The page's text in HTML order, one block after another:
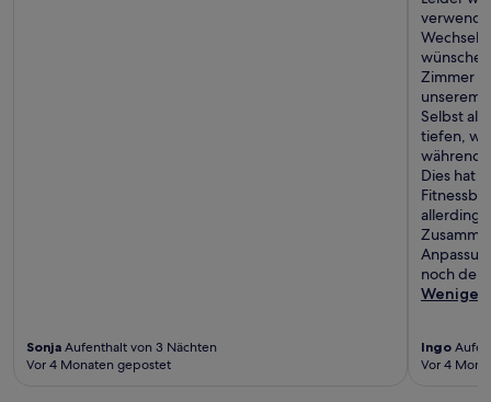
Sonja Aufenthalt von 3 Nächten
Vor 4 Monaten gepostet
Wechsel
Zimmer
unserem
Selbst als
tiefen,
während
Dies hat
noch
Weniger
Ingo
Vor 4